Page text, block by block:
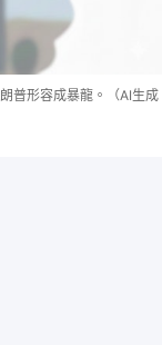
普形容成暴龍。（AI生成